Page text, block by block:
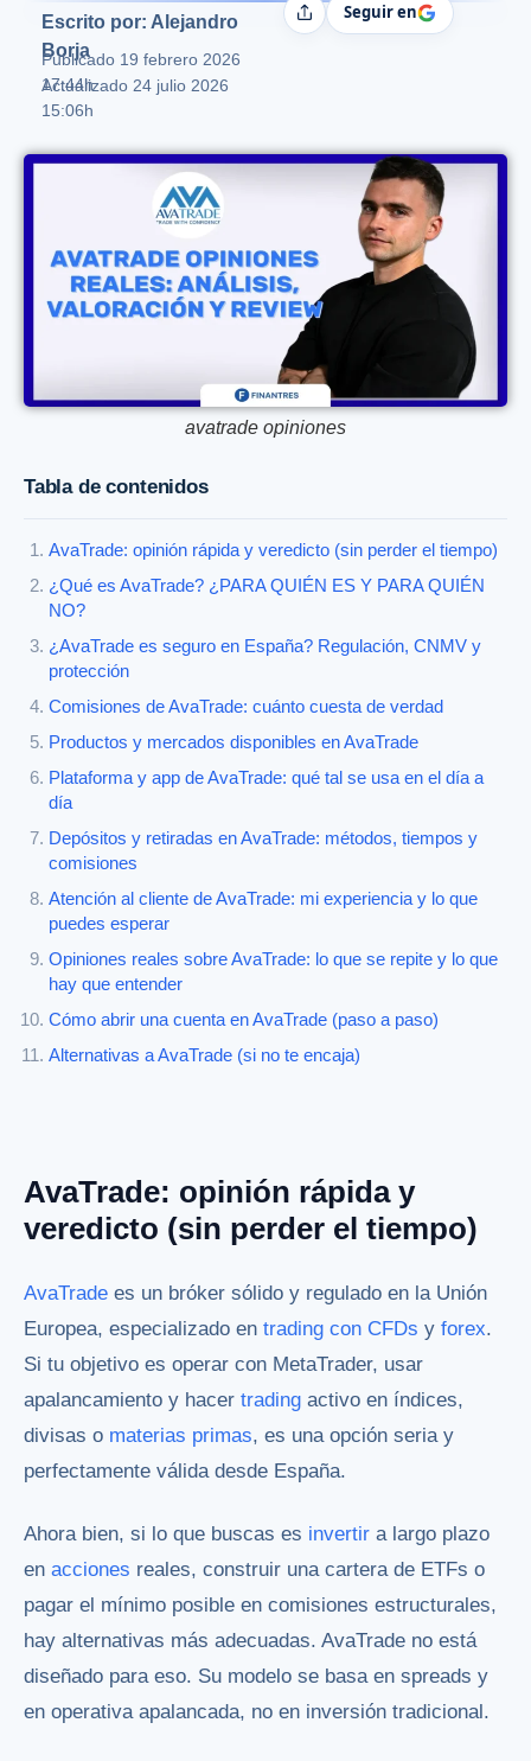
Escrito por: Alejandro
Borja
Publicado 19 febrero 2026
17:44h
Actualizado 24 julio 2026
15:06h
CompartirSeguir en
avatrade opiniones
Tabla de contenidos
AvaTrade: opinión rápida y veredicto (sin perder el tiempo)
¿Qué es AvaTrade? ¿PARA QUIÉN ES Y PARA QUIÉN
NO?
¿AvaTrade es seguro en España? Regulación, CNMV y
protección
Comisiones de AvaTrade: cuánto cuesta de verdad
Productos y mercados disponibles en AvaTrade
Plataforma y app de AvaTrade: qué tal se usa en el día a
día
Depósitos y retiradas en AvaTrade: métodos, tiempos y
comisiones
Atención al cliente de AvaTrade: mi experiencia y lo que
puedes esperar
Opiniones reales sobre AvaTrade: lo que se repite y lo que
hay que entender
Cómo abrir una cuenta en AvaTrade (paso a paso)
Alternativas a AvaTrade (si no te encaja)
AvaTrade: opinión rápida y
veredicto (sin perder el tiempo)
AvaTrade es un bróker sólido y regulado en la Unión
Europea, especializado en trading con CFDs y forex.
Si tu objetivo es operar con MetaTrader, usar
apalancamiento y hacer trading activo en índices,
divisas o materias primas, es una opción seria y
perfectamente válida desde España.
Ahora bien, si lo que buscas es invertir a largo plazo
en acciones reales, construir una cartera de ETFs o
pagar el mínimo posible en comisiones estructurales,
hay alternativas más adecuadas. AvaTrade no está
diseñado para eso. Su modelo se basa en spreads y
en operativa apalancada, no en inversión tradicional.